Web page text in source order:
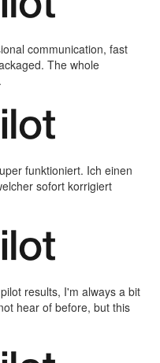
communication, fast
The whole
funktioniert. Ich einen
sofort korrigiert
results, I'm always a bit
hear of before, but this